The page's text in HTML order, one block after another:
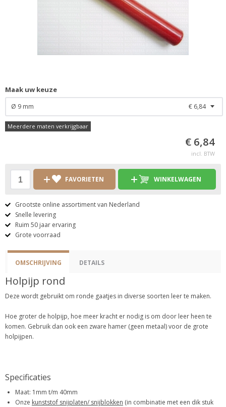
Maak uw keuze
Ø 9 mm € 6,84
Meerdere maten verkrijgbaar
€ 6,84
incl. BTW
FAVORIETEN WINKELWAGEN
Grootste online assortiment van Nederland
Snelle levering
Ruim 50 jaar ervaring
Grote voorraad
OMSCHRIJVING DETAILS
Holpijp rond
Deze wordt gebruikt om ronde gaatjes in diverse soorten leer te maken.
Hoe groter de holpijp, hoe meer kracht er nodig is om door leer heen te
komen. Gebruik dan ook een zware hamer (geen metaal) voor de grote
holpijpen.
Specificaties
Maat: 1mm t/m 40mm
Onze kunststof snijplaten/ snijblokken (in combinatie met een dik stuk